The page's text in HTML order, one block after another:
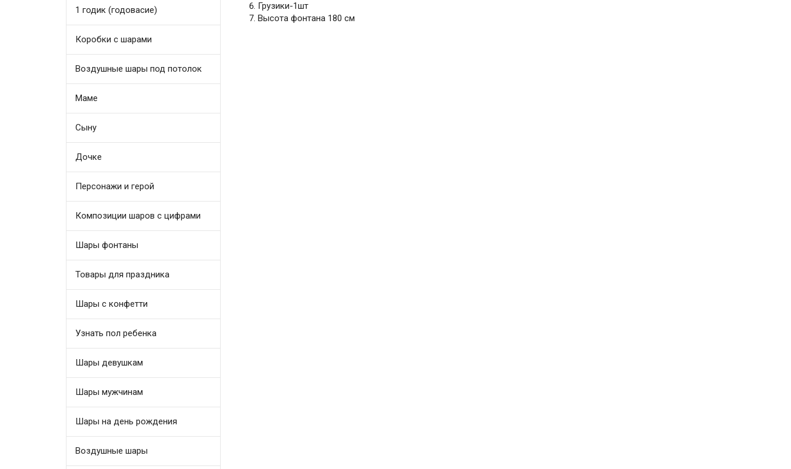
1 годик (годовасие)
Коробки с шарами
Воздушные шары под потолок
Маме
Сыну
Дочке
Персонажи и герой
Композиции шаров с цифрами
Шары фонтаны
Товары для праздника
Шары с конфетти
Узнать пол ребенка
Шары девушкам
Шары мужчинам
Шары на день рождения
Воздушные шары
Грузики-1шт
Высота фонтана 180 см